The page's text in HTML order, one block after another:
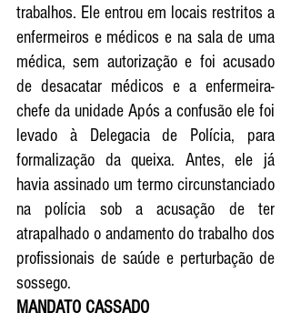
trabalhos. Ele entrou em locais restritos a
enfermeiros e médicos e na sala de uma
médica, sem autorização e foi acusado
de desacatar médicos e a enfermeira-
chefe da unidade Após a confusão ele foi
levado à Delegacia de Polícia, para
formalização da queixa. Antes, ele já
havia assinado um termo circunstanciado
na polícia sob a acusação de ter
atrapalhado o andamento do trabalho dos
profissionais de saúde e perturbação de
sossego.
MANDATO CASSADO